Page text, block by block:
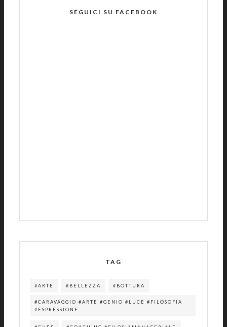
SEGUICI SU FACEBOOK
TAG
#ARTE #BELLEZZA #BOTTURA
#CARAVAGGIO #ARTE #GENIO #LUCE #FILOSOFIA
#ESPRESSIONE